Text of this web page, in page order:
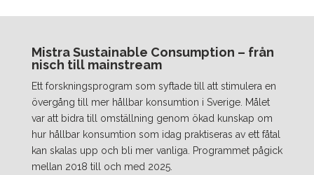
Mistra Sustainable Consumption – från
nisch till mainstream
Ett forskningsprogram som syftade till att stimulera en
övergång till mer hållbar konsumtion i Sverige. Målet
var att bidra till omställning genom ökad kunskap om
hur hållbar konsumtion som idag praktiseras av ett fåtal
kan skalas upp och bli mer vanliga. Programmet pågick
mellan 2018 till och med 2025.